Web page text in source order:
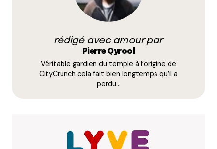
1 décembre 2010 à 19 h 14 min
YES ! J’ai lu le twitt trop tard. (la baleine à échoué)
1 décembre 2010 à 19 h 35 min
1 décembre 2010 à 20 h 52 min
rédigé avec amour par
Pierre Qyrool
Véritable gardien du temple à l’origine de
CityCrunch cela fait bien longtemps qu’il a
perdu…